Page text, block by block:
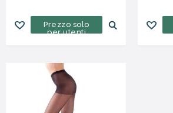
Prezzo solo
per utenti